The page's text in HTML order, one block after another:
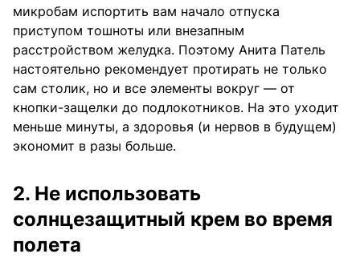
микробам испортить вам начало отпуска
приступом тошноты или внезапным
расстройством желудка. Поэтому Анита Патель
настоятельно рекомендует протирать не только
сам столик, но и все элементы вокруг — от
кнопки-защелки до подлокотников. На это уходит
меньше минуты, а здоровья (и нервов в будущем)
экономит в разы больше.
2. Не использовать
солнцезащитный крем во время
полета